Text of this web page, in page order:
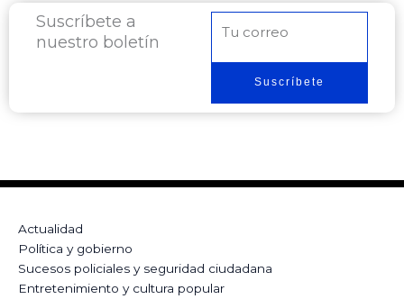
Suscríbete a
nuestro boletín
electrónico
Suscríbete
Actualidad
Política y gobierno
Sucesos policiales y seguridad ciudadana
Entretenimiento y cultura popular